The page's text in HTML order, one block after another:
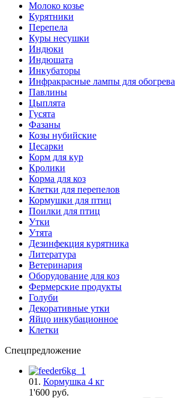
Молоко козье
Курятники
Перепела
Куры несушки
Индюки
Индюшата
Инкубаторы
Инфракрасные лампы для обогрева
Павлины
Цыплята
Гусята
Фазаны
Козы нубийские
Цесарки
Корм для кур
Кролики
Корма для коз
Клетки для перепелов
Кормушки для птиц
Поилки для птиц
Утки
Утята
Дезинфекция курятника
Литература
Ветеринария
Оборудование для коз
Фермерские продукты
Голуби
Декоративные утки
Яйцо инкубационное
Клетки
Спецпредложение
01. Кормушка 4 кг
1'600 руб.